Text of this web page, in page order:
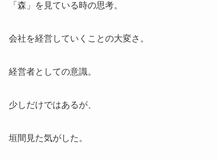
「森」を見ている時の思考。
会社を経営していくことの大変さ。
経営者としての意識。
少しだけではあるが、
垣間見た気がした。